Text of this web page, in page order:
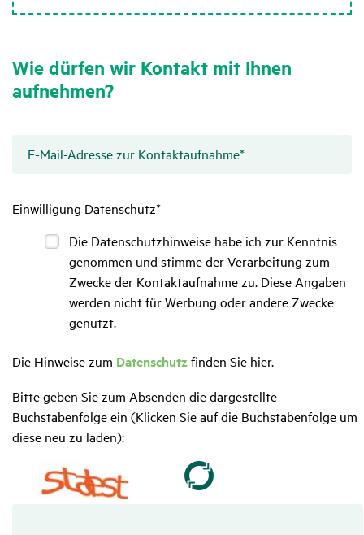
Wie dürfen wir Kontakt mit Ihnen
aufnehmen?
E-Mail-Adresse zur Kontaktaufnahme*
Einwilligung Datenschutz*
Datenschutzhinweise
genommen
stimme
der
Verarbeitung
Zwecke
Die Datenschutzhinweise habe ich zur Kenntnis
genommen und stimme der Verarbeitung zum
Zwecke der Kontaktaufnahme zu. Diese Angaben
werden nicht für Werbung oder andere Zwecke
genutzt.
Die Hinweise zum Datenschutzfinden Sie hier.
Bitte geben Sie zum Absenden die dargestellte
Buchstabenfolge ein (Klicken Sie auf die Buchstabenfolge um
diese neu zu laden):